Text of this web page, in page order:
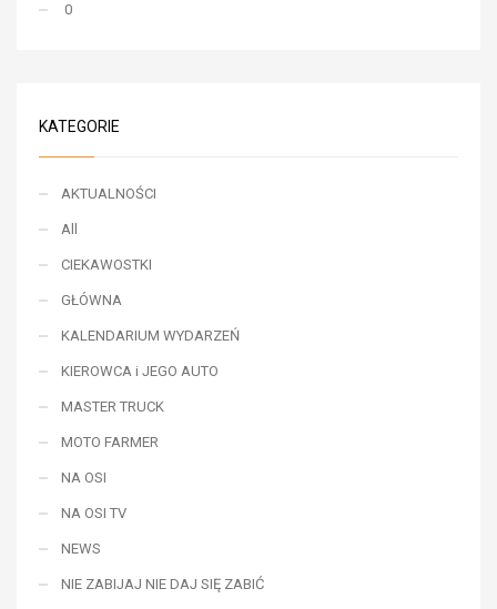
0
KATEGORIE
AKTUALNOŚCI
All
CIEKAWOSTKI
GŁÓWNA
KALENDARIUM WYDARZEŃ
KIEROWCA i JEGO AUTO
MASTER TRUCK
MOTO FARMER
NA OSI
NA OSI TV
NEWS
NIE ZABIJAJ NIE DAJ SIĘ ZABIĆ